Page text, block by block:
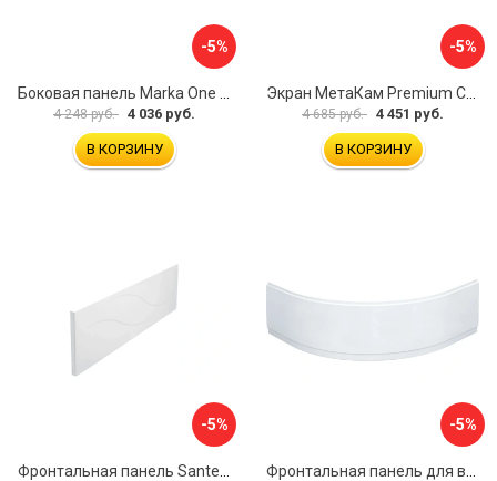
-5%
Боковая панель Marka One Flat 80 MG L 02бфл80мгл
4 248 руб. 4 036 руб.
В КОРЗИНУ
-5%
Экран МетаКам Premium Collection 4650208860133
4 685 руб. 4 451 руб.
В КОРЗИНУ
-5% -5%